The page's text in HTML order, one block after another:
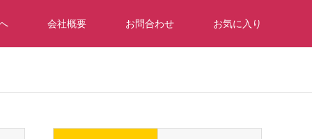
会社概要 お問合わせ お気に入り